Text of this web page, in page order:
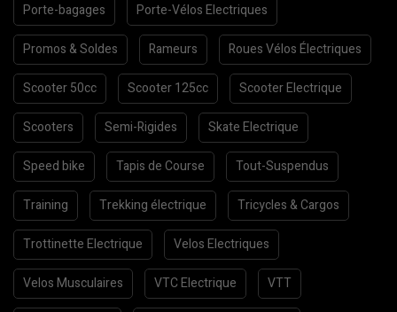
Porte-bagages Porte-Vélos Electriques
Promos & Soldes Rameurs Roues Vélos Électriques
Scooter 50cc Scooter 125cc Scooter Electrique
Scooters Semi-Rigides Skate Electrique
Speed bike Tapis de Course Tout-Suspendus
Training Trekking électrique Tricycles & Cargos
Trottinette Electrique Velos Electriques
Velos Musculaires VTC Electrique VTT